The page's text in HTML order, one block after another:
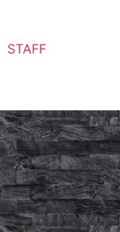
STAFF